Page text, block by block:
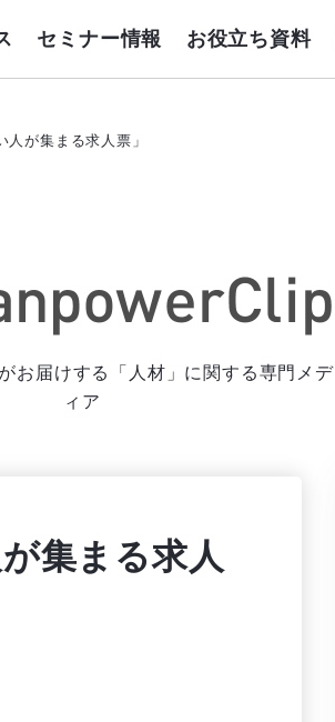
セミナー情報 お役立ち資料
人が集まる求人票」
お届けする「人材」に関する専門メデ
ィア
集まる求人